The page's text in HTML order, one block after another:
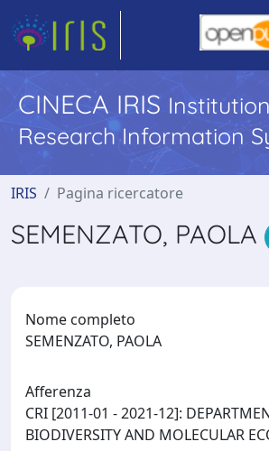
CINECA IRIS
Research Information
IRIS Pagina ricercatore
SEMENZATO, PAOLA
Nome completo
SEMENZATO, PAOLA
Afferenza
CRI [2011-01 - 2021-12]:
BIODIVERSITY AND MOLECULAR